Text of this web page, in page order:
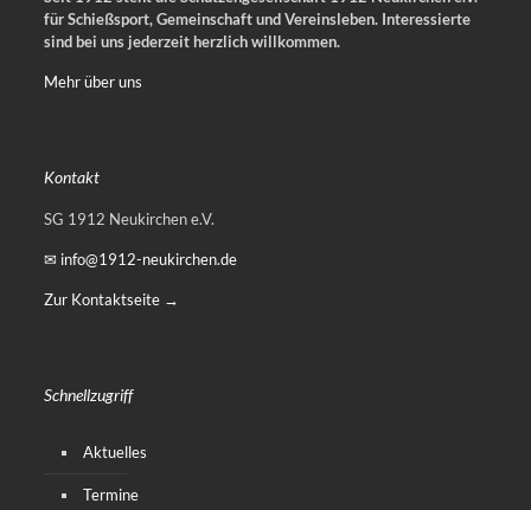
für Schießsport, Gemeinschaft und Vereinsleben. Interessierte
sind bei uns jederzeit herzlich willkommen.
Mehr über uns
Kontakt
SG 1912 Neukirchen e.V.
✉ info@1912-neukirchen.de
Zur Kontaktseite →
Schnellzugriff
Aktuelles
Termine